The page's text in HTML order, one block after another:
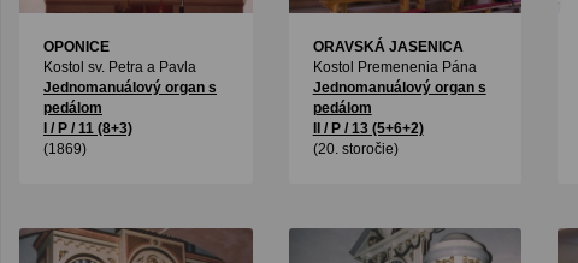
OPONICE
Kostol sv. Petra a Pavla
Jednomanuálový organ s
pedálom
I / P / 11 (8+3)
(1869)
ORAVSKÁ JASENICA
Kostol Premenenia Pána
Jednomanuálový organ s
pedálom
II / P / 13 (5+6+2)
(20. storočie)